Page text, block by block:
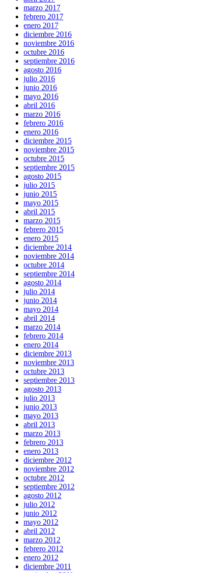
marzo 2017
febrero 2017
enero 2017
diciembre 2016
noviembre 2016
octubre 2016
septiembre 2016
agosto 2016
julio 2016
junio 2016
mayo 2016
abril 2016
marzo 2016
febrero 2016
enero 2016
diciembre 2015
noviembre 2015
octubre 2015
septiembre 2015
agosto 2015
julio 2015
junio 2015
mayo 2015
abril 2015
marzo 2015
febrero 2015
enero 2015
diciembre 2014
noviembre 2014
octubre 2014
septiembre 2014
agosto 2014
julio 2014
junio 2014
mayo 2014
abril 2014
marzo 2014
febrero 2014
enero 2014
diciembre 2013
noviembre 2013
octubre 2013
septiembre 2013
agosto 2013
julio 2013
junio 2013
mayo 2013
abril 2013
marzo 2013
febrero 2013
enero 2013
diciembre 2012
noviembre 2012
octubre 2012
septiembre 2012
agosto 2012
julio 2012
junio 2012
mayo 2012
abril 2012
marzo 2012
febrero 2012
enero 2012
diciembre 2011